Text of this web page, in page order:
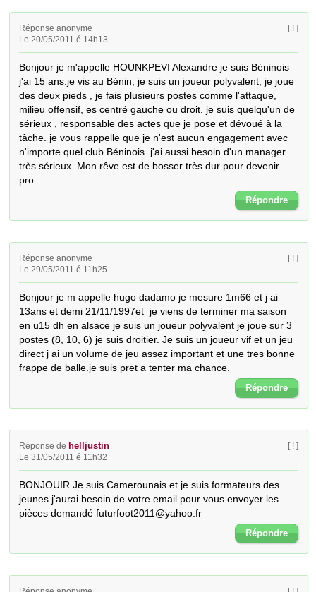
Réponse anonyme
Le 20/05/2011 é 14h13
[ ! ]
Bonjour je m'appelle HOUNKPEVI Alexandre je suis Béninois
j'ai 15 ans.je vis au Bénin, je suis un joueur polyvalent, je joue
des deux pieds , je fais plusieurs postes comme l'attaque,
milieu offensif, es centré gauche ou droit. je suis quelqu'un de
sérieux , responsable des actes que je pose et dévoué à la
tâche. je vous rappelle que je n'est aucun engagement avec
n'importe quel club Béninois. j'ai aussi besoin d'un manager
très sérieux. Mon rêve est de bosser très dur pour devenir
pro.
Répondre
Réponse anonyme
Le 29/05/2011 é 11h25
[ ! ]
Bonjour je m appelle hugo dadamo je mesure 1m66 et j ai
13ans et demi 21/11/1997et  je viens de terminer ma saison
en u15 dh en alsace je suis un joueur polyvalent je joue sur 3
postes (8, 10, 6) je suis droitier. Je suis un joueur vif et un jeu
direct j ai un volume de jeu assez important et une tres bonne
frappe de balle.je suis pret a tenter ma chance.
Répondre
Réponse de helljustin
Le 31/05/2011 é 11h32
[ ! ]
BONJOUIR Je suis Camerounais et je suis formateurs des
jeunes j'aurai besoin de votre email pour vous envoyer les
pièces demandé futurfoot2011@yahoo.fr
Répondre